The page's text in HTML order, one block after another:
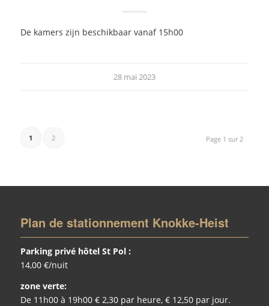
De kamers zijn beschikbaar vanaf 15h00
28 mai 2023
Page 1 sur 2
1 2
Plan de stationnement Knokke-Heist
Parking privé hôtel St Pol :
14,00 €/nuit
zone verte:
De 11h00 à 19h00 € 2,30 par heure, € 12,50 par jour.